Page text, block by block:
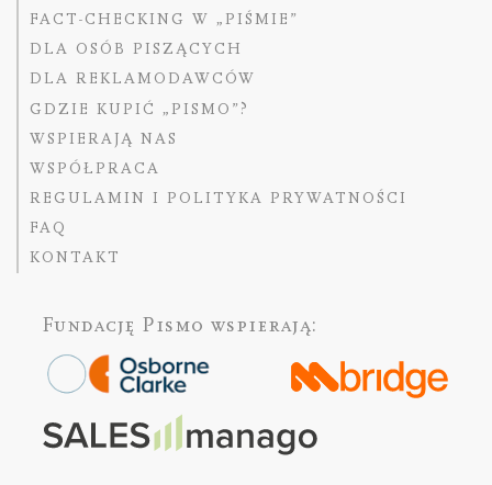
FACT-CHECKING W „PIŚMIE”
DLA OSÓB PISZĄCYCH
DLA REKLAMODAWCÓW
GDZIE KUPIĆ „PISMO”?
WSPIERAJĄ NAS
WSPÓŁPRACA
REGULAMIN I POLITYKA PRYWATNOŚCI
FAQ
KONTAKT
Fundację Pismo wspierają: